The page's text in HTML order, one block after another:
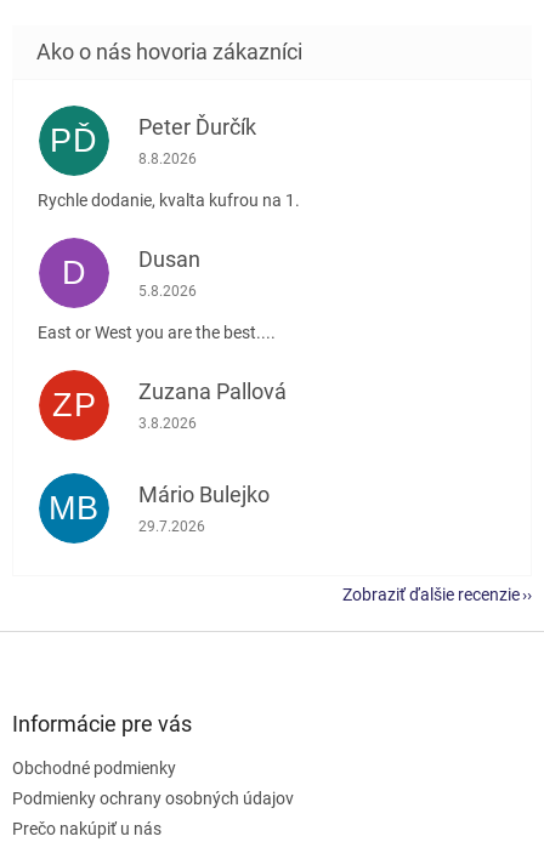
PĎ Peter Ďurčík
Hodnotenie obchodu je 5 z 5 hviezdičiek.
8.8.2026
Rychle dodanie, kvalta kufrou na 1.
D Dusan
Hodnotenie obchodu je 5 z 5 hviezdičiek.
5.8.2026
East or West you are the best....
ZP Zuzana Pallová
Hodnotenie obchodu je 5 z 5 hviezdičiek.
3.8.2026
MB Mário Bulejko
Hodnotenie obchodu je 5 z 5 hviezdičiek.
29.7.2026
Zobraziť ďalšie recenzie
Informácie pre vás
Obchodné podmienky
Podmienky ochrany osobných údajov
Prečo nakúpiť u nás